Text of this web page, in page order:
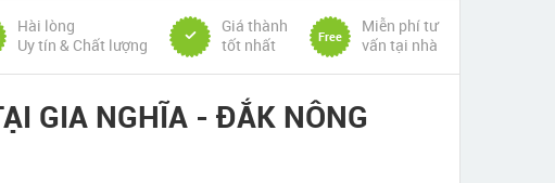
Hài lòng
Uy tín & Chất lượng
Giá thành
tốt nhất
Free
Miễn phí tư
vấn tại nhà
GIA NGHĨA - ĐẮK NÔNG